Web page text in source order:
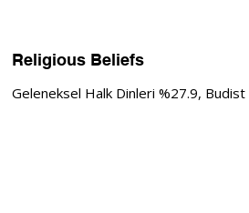
Religious Beliefs
Geleneksel Halk Dinleri %27.9,